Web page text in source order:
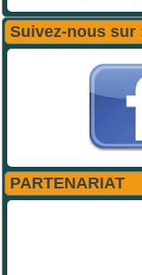
Suivez-nous sur
PARTENARIAT